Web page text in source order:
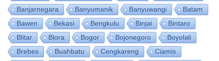
Banjarnegara
Banyumanik Banyuwangi
Batam
Bawen
Bekasi Bengkulu Binjai
Bintaro
Blitar
Blora Bogor Bojonegoro
Boyolali
Brebes
Buahbatu Cengkareng
Ciamis